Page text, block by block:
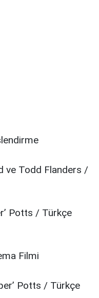
ve Todd Flanders /
Potts / Türkçe
Filmi
Potts / Türkçe